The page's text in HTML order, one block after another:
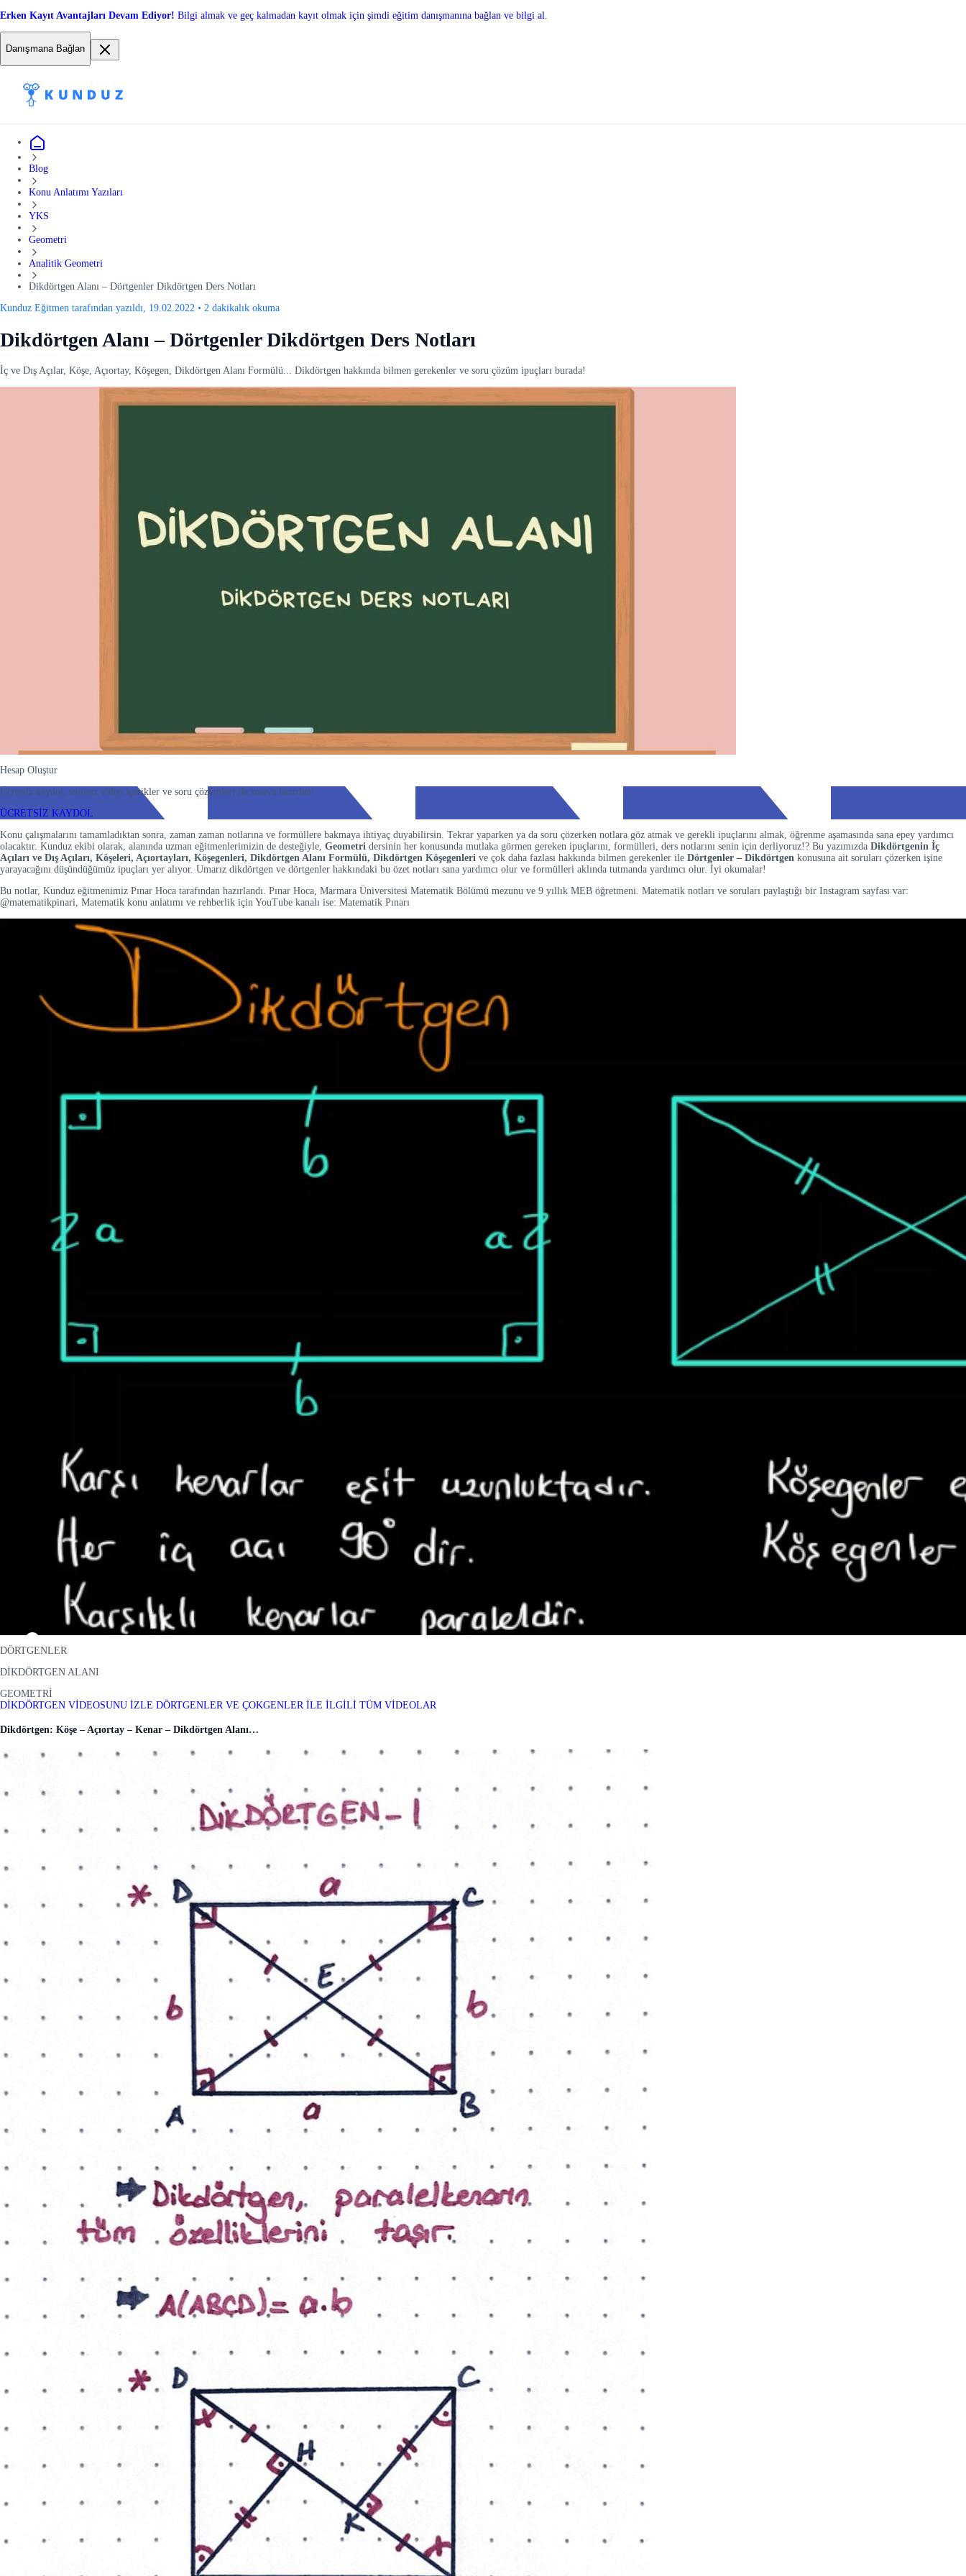
Erken Kayıt Avantajları Devam Ediyor! Bilgi almak ve geç kalmadan kayıt olmak için şimdi eğitim danışmanına bağlan ve bilgi al.
Danışmana Bağlan
Blog
Konu Anlatımı Yazıları
YKS
Geometri
Analitik Geometri
Dikdörtgen Alanı – Dörtgenler Dikdörtgen Ders Notları
Kunduz Eğitmen tarafından yazıldı, 19.02.2022 • 2 dakikalık okuma
Dikdörtgen Alanı – Dörtgenler Dikdörtgen Ders Notları
İç ve Dış Açılar, Köşe, Açıortay, Köşegen, Dikdörtgen Alanı Formülü... Dikdörtgen hakkında bilmen gerekenler ve soru çözüm ipuçları burada!
Hesap Oluştur
Ücretsiz kaydol, sınırsız video içerikler ve soru çözümleri ile sınava hazırlan!
ÜCRETSİZ KAYDOL
Konu çalışmalarını tamamladıktan sonra, zaman zaman notlarına ve formüllere bakmaya ihtiyaç duyabilirsin. Tekrar yaparken ya da soru çözerken notlara göz atmak ve gerekli ipuçlarını almak, öğrenme aşamasında sana epey yardımcı
olacaktır. Kunduz ekibi olarak, alanında uzman eğitmenlerimizin de desteğiyle, Geometri dersinin her konusunda mutlaka görmen gereken ipuçlarını, formülleri, ders notlarını senin için derliyoruz!? Bu yazımızda Dikdörtgenin İç
Açıları ve Dış Açıları, Köşeleri, Açıortayları, Köşegenleri, Dikdörtgen Alanı Formülü, Dikdörtgen Köşegenleri ve çok daha fazlası hakkında bilmen gerekenler ile Dörtgenler – Dikdörtgen konusuna ait soruları çözerken işine
yarayacağını düşündüğümüz ipuçları yer alıyor. Umarız dikdörtgen ve dörtgenler hakkındaki bu özet notları sana yardımcı olur ve formülleri aklında tutmanda yardımcı olur. İyi okumalar!
Bu notlar, Kunduz eğitmenimiz Pınar Hoca tarafından hazırlandı. Pınar Hoca, Marmara Üniversitesi Matematik Bölümü mezunu ve 9 yıllık MEB öğretmeni. Matematik notları ve soruları paylaştığı bir Instagram sayfası var:
@matematikpinari, Matematik konu anlatımı ve rehberlik için YouTube kanalı ise: Matematik Pınarı
DÖRTGENLER
DİKDÖRTGEN ALANI
GEOMETRİ
DİKDÖRTGEN VİDEOSUNU İZLE DÖRTGENLER VE ÇOKGENLER İLE İLGİLİ TÜM VİDEOLAR
Dikdörtgen: Köşe – Açıortay – Kenar – Dikdörtgen Alanı…